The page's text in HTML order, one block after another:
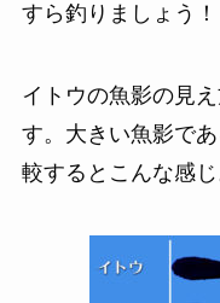
すら釣りましょう！
イトウの魚影の見
す。大きい魚影で
較するとこんな感じ